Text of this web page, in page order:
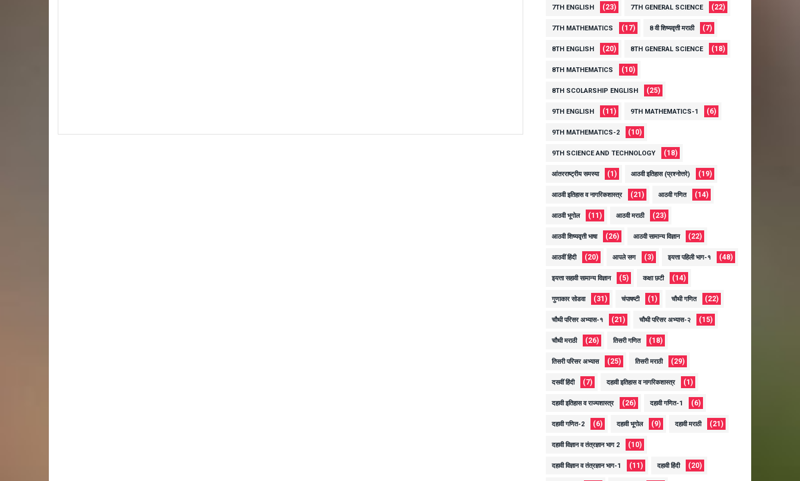
7TH ENGLISH (23) 7TH GENERAL SCIENCE (22)
7TH MATHEMATICS (17) 8 वी शिष्यवृत्ती मराठी (7)
8TH ENGLISH (20) 8TH GENERAL SCIENCE (18)
8TH MATHEMATICS (10)
8TH SCOLARSHIP ENGLISH (25)
9TH ENGLISH (11) 9TH MATHEMATICS-1 (6)
9TH MATHEMATICS-2 (10)
9TH SCIENCE AND TECHNOLOGY (18)
आंतरराष्ट्रीय समस्या (1) आठवी इतिहास (प्रश्नोत्तरे) (19)
आठवी इतिहास व नागरिकशास्त्र (21) आठवी गणित (14)
आठवी भूगोल (11) आठवी मराठी (23)
आठवी शिष्यवृत्ती भाषा (26) आठवी सामान्य विज्ञान (22)
आठवीं हिंदी (20) आपले सण (3) इयत्ता पहिली भाग-१ (48)
इयत्ता सहावी सामान्य विज्ञान (5) कक्षा छटी (14)
गुणाकार सोडवा (31) चंपाषष्टी (1) चौथी गणित (22)
चौथी परिसर अभ्यास-१ (21) चौथी परिसर अभ्यास-२ (15)
चौथी मराठी (26) तिसरी गणित (18)
तिसरी परिसर अभ्यास (25) तिसरी मराठी (29)
दसवीं हिंदी (7) दहावी इतिहास व नागरिकशास्त्र (1)
दहावी इतिहास व राज्यशास्त्र (26) दहावी गणित-1 (6)
दहावी गणित-2 (6) दहावी भूगोल (9) दहावी मराठी (21)
दहावी विज्ञान व तंत्रज्ञान भाग 2 (10)
दहावी विज्ञान व तंत्रज्ञान भाग-1 (11) दहावी हिंदी (20)